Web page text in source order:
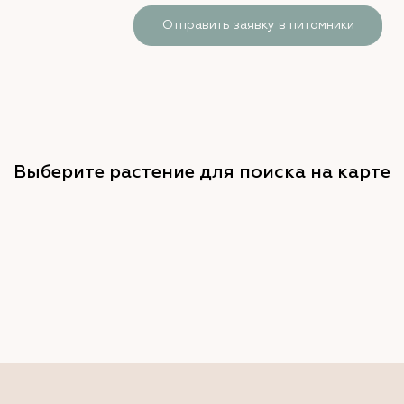
Отправить заявку в питомники
Выберите растение для поиска на карте